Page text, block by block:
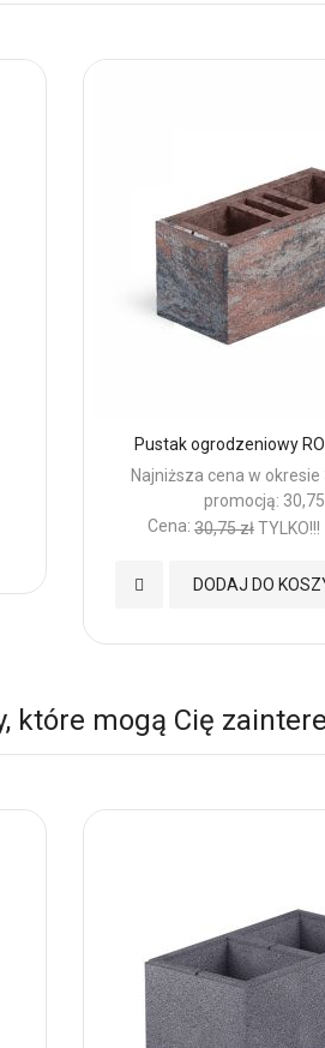
Pustak ogrodzeniowy
Najniższa cena w okresie
promocją: 30,75
Cena: 30,75 złTYLKO!!!
DODAJ DO
Dodaj
które mogą Cię